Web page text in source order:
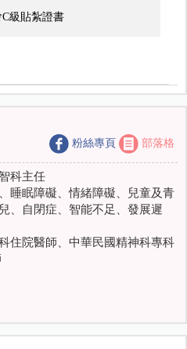
級貼紮證書
粉絲專頁 部落格
科主任
睡眠障礙、情緒障礙、兒童及青
、自閉症、智能不足、發展遲
住院醫師、中華民國精神科專科